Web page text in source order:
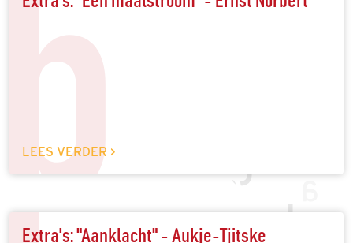
LEES VERDER >
Extra's: "Aanklacht" - Aukje-Tjitske